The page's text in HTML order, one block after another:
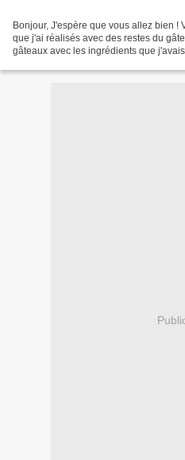
Bonjour, J'espère que vous allez bien !
que j'ai réalisés avec des restes du
gâteaux avec les ingrédients que